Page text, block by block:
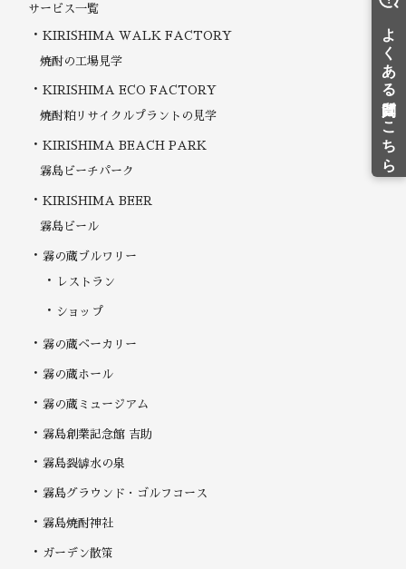
サービス一覧
KIRISHIMA WALK FACTORY
焼酎の工場見学
KIRISHIMA ECO FACTORY
焼酎粕リサイクルプラントの見学
KIRISHIMA BEACH PARK
霧島ビーチパーク
KIRISHIMA BEER
霧島ビール
霧の蔵ブルワリー
レストラン
ショップ
霧の蔵ベーカリー
霧の蔵ホール
霧の蔵ミュージアム
霧島創業記念館 吉助
霧島裂罅水の泉
霧島グラウンド・ゴルフコース
霧島焼酎神社
ガーデン散策